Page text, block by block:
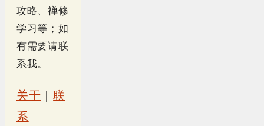
攻略、禅修
学习等；如
有需要请联
系我。
关于 ｜联
系